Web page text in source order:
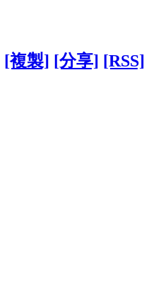
[複製] [分享] [RSS]